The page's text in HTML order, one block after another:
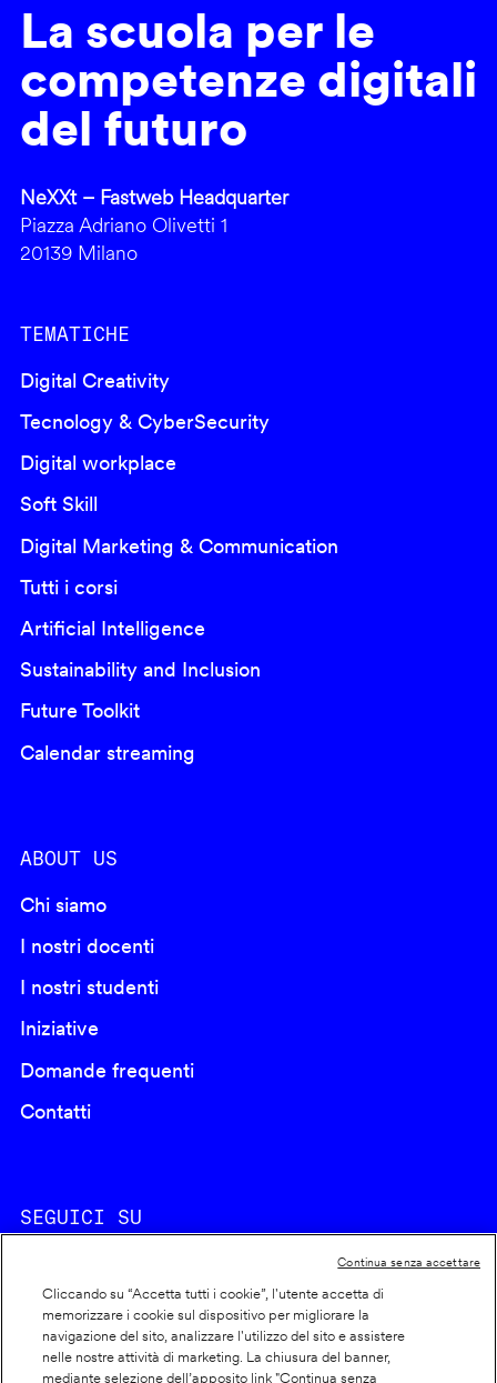
La scuola per le
competenze digitali
del futuro
NeXXt – Fastweb Headquarter
Piazza Adriano Olivetti 1
20139 Milano
TEMATICHE
Digital Creativity
Tecnology & CyberSecurity
Digital workplace
Soft Skill
Digital Marketing & Communication
Tutti i corsi
Artificial Intelligence
Sustainability and Inclusion
Future Toolkit
Calendar streaming
ABOUT US
Chi siamo
I nostri docenti
I nostri studenti
Iniziative
Domande frequenti
Contatti
SEGUICI SU
Cookie policy
Cliccando su “Accetta tutti i cookie”, l'utente accetta di
memorizzare i cookie sul dispositivo per migliorare la
navigazione del sito, analizzare l'utilizzo del sito e assistere
nelle nostre attività di marketing. La chiusura del banner,
mediante selezione dell’apposito link "Continua senza
Continua senza accettare